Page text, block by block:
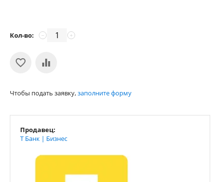
Кол-во: +
−
Чтобы подать заявку,заполните форму
Продавец:
Т Банк | Бизнес